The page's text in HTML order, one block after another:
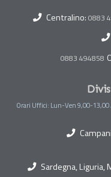
Centralino: 0883
0883 494858
Orari Uffici: Lun-Ven 9,00-13,00
Sardegna, Liguria,